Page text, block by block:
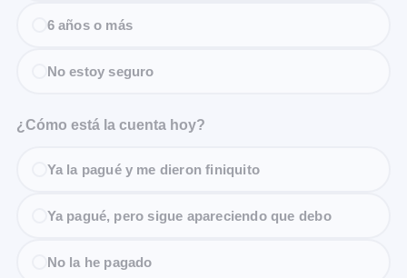
6 años o más
No estoy seguro
¿Cómo está la cuenta hoy?
Ya la pagué y me dieron finiquito
Ya pagué, pero sigue apareciendo que debo
No la he pagado